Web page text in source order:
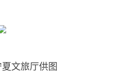
文旅厅供图